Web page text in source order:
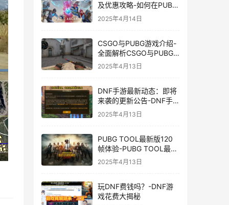
及优惠攻略-如何在PUBG
国际服中进行高效且安全
的UC充值
2025年4月14日
CSGO与PUBG游戏介绍-
全面解析CSGO与PUBG
这两款热门射击游戏
2025年4月13日
DNF手游最新动态：即将
来袭的更新公告-DNF手
游最新消息与更新时间表
2025年4月13日
PUBG TOOL最新版120
帧体验-PUBG TOOL最新
版120帧游戏体验优化
2025年4月13日
玩DNF费钱吗？-DNF游
戏花费大揭秘